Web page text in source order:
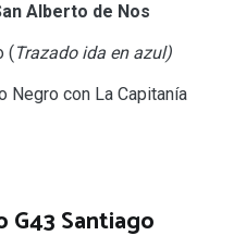
Alberto de Nos
(Trazado ida en azul)
Negro con La Capitanía
Santiago